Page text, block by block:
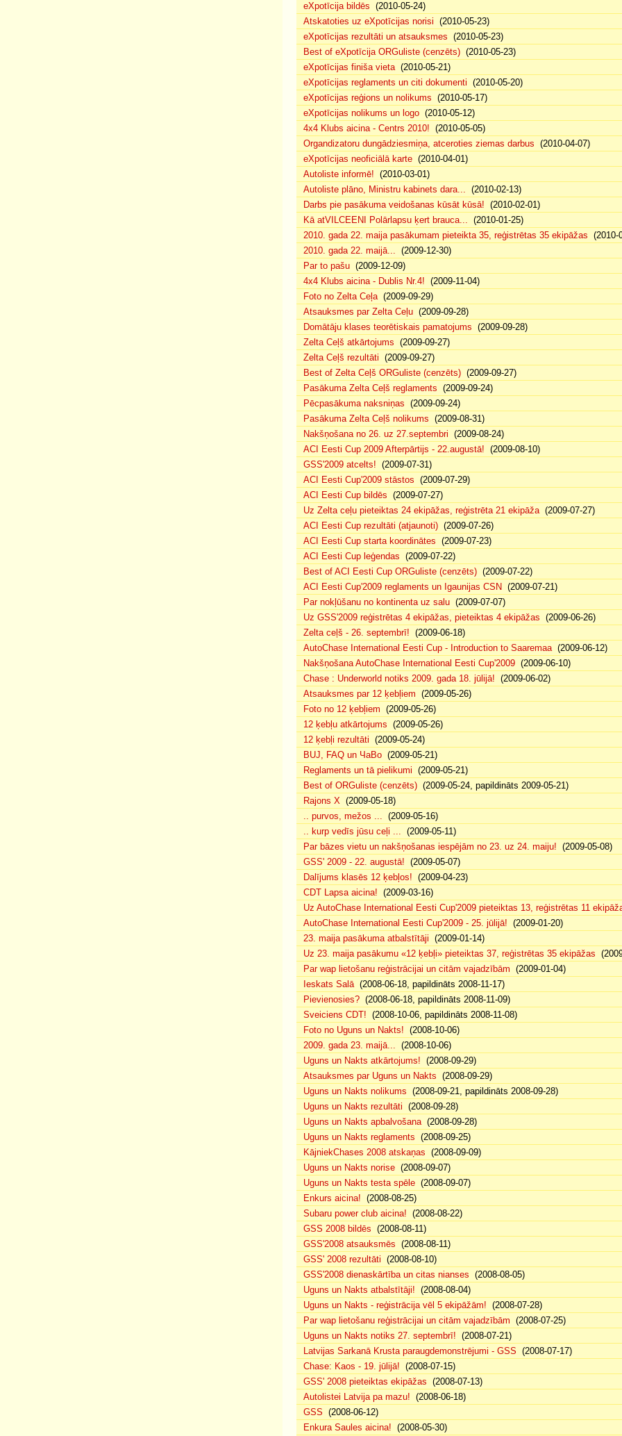
eXpotīcija bildēs (2010-05-24)
Atskatoties uz eXpotīcijas norisi (2010-05-23)
eXpotīcijas rezultāti un atsauksmes (2010-05-23)
Best of eXpotīcija ORGuliste (cenzēts) (2010-05-23)
eXpotīcijas finiša vieta(2010-05-21)
eXpotīcijas reglaments un citi dokumenti (2010-05-20)
eXpotīcijas reģions un nolikums (2010-05-17)
eXpotīcijas nolikums un logo (2010-05-12)
4x4 Klubs aicina - Centrs 2010! (2010-05-05)
Organdizatoru dungādziesmiņa, atceroties ziemas darbus (2010-04-07)
eXpotīcijas neoficiālā karte (2010-04-01)
Autoliste informē! (2010-03-01)
Autoliste plāno, Ministru kabinets dara... (2010-02-13)
Darbs pie pasākuma veidošanas kūsāt kūsā! (2010-02-01)
Kā atVILCEENI Polārlapsu ķert brauca... (2010-01-25)
2010. gada 22. maija pasākumam pieteikta 35, reģistrētas 35 ekipāžas (2010-
2010. gada 22. maijā... (2009-12-30)
Par to pašu (2009-12-09)
4x4 Klubs aicina - Dublis Nr.4! (2009-11-04)
Foto no Zelta Ceļa(2009-09-29)
Atsauksmes par Zelta Ceļu (2009-09-28)
Domātāju klases teorētiskais pamatojums (2009-09-28)
Zelta Ceļš atkārtojums (2009-09-27)
Zelta Ceļš rezultāti (2009-09-27)
Best of Zelta Ceļš ORGuliste (cenzēts) (2009-09-27)
Pasākuma Zelta Ceļš reglaments (2009-09-24)
Pēcpasākuma naksniņas (2009-09-24)
Pasākuma Zelta Ceļš nolikums (2009-08-31)
Nakšņošana no 26. uz 27.septembri (2009-08-24)
ACI Eesti Cup 2009 Afterpārtijs - 22.augustā! (2009-08-10)
GSS'2009 atcelts! (2009-07-31)
ACI Eesti Cup'2009 stāstos (2009-07-29)
ACI Eesti Cup bildēs (2009-07-27)
Uz Zelta ceļu pieteiktas 24 ekipāžas, reģistrēta 21 ekipāža(2009-07-27)
ACI Eesti Cup rezultāti (atjaunoti) (2009-07-26)
ACI Eesti Cup starta koordinātes (2009-07-23)
ACI Eesti Cup leģendas (2009-07-22)
Best of ACI Eesti Cup ORGuliste (cenzēts) (2009-07-22)
ACI Eesti Cup'2009 reglaments un Igaunijas CSN (2009-07-21)
Par nokļūšanu no kontinenta uz salu (2009-07-07)
Uz GSS'2009 reģistrētas 4 ekipāžas, pieteiktas 4 ekipāžas (2009-06-26)
Zelta ceļš - 26. septembrī! (2009-06-18)
AutoChase International Eesti Cup - Introduction to Saaremaa(2009-06-12)
Nakšņošana AutoChase International Eesti Cup'2009 (2009-06-10)
Chase : Underworld notiks 2009. gada 18. jūlijā! (2009-06-02)
Atsauksmes par 12 ķebļiem (2009-05-26)
Foto no 12 ķebļiem (2009-05-26)
12 ķebļu atkārtojums (2009-05-26)
12 ķebļi rezultāti (2009-05-24)
BUJ, FAQ un ЧаВо (2009-05-21)
Reglaments un tā pielikumi (2009-05-21)
Best of ORGuliste (cenzēts) (2009-05-24, papildināts 2009-05-21)
Rajons X (2009-05-18)
.. purvos, mežos ... (2009-05-16)
.. kurp vedīs jūsu ceļi ... (2009-05-11)
Par bāzes vietu un nakšņošanas iespējām no 23. uz 24. maiju! (2009-05-08)
GSS' 2009 - 22. augustā! (2009-05-07)
Dalījums klasēs 12 ķebļos! (2009-04-23)
CDT Lapsa aicina! (2009-03-16)
Uz AutoChase International Eesti Cup'2009 pieteiktas 13, reģistrētas 11
AutoChase International Eesti Cup'2009 - 25. jūlijā! (2009-01-20)
23. maija pasākuma atbalstītāji (2009-01-14)
Uz 23. maija pasākumu «12 ķebļi» pieteiktas 37, reģistrētas 35 ekipāžas
Par wap lietošanu reģistrācijai un citām vajadzībām (2009-01-04)
Ieskats Salā(2008-06-18, papildināts 2008-11-17)
Pievienosies? (2008-06-18, papildināts 2008-11-09)
Sveiciens CDT! (2008-10-06, papildināts 2008-11-08)
Foto no Uguns un Nakts! (2008-10-06)
2009. gada 23. maijā... (2008-10-06)
Uguns un Nakts atkārtojums! (2008-09-29)
Atsauksmes par Uguns un Nakts (2008-09-29)
Uguns un Nakts nolikums (2008-09-21, papildināts 2008-09-28)
Uguns un Nakts rezultāti (2008-09-28)
Uguns un Nakts apbalvošana(2008-09-28)
Uguns un Nakts reglaments (2008-09-25)
KājniekChases 2008 atskaņas (2008-09-09)
Uguns un Nakts norise (2008-09-07)
Uguns un Nakts testa spēle (2008-09-07)
Enkurs aicina! (2008-08-25)
Subaru power club aicina! (2008-08-22)
GSS 2008 bildēs (2008-08-11)
GSS'2008 atsauksmēs (2008-08-11)
GSS' 2008 rezultāti (2008-08-10)
GSS'2008 dienaskārtība un citas nianses (2008-08-05)
Uguns un Nakts atbalstītāji! (2008-08-04)
Uguns un Nakts - reģistrācija vēl 5 ekipāžām! (2008-07-28)
Par wap lietošanu reģistrācijai un citām vajadzībām (2008-07-25)
Uguns un Nakts notiks 27. septembrī! (2008-07-21)
Latvijas Sarkanā Krusta paraugdemonstrējumi - GSS (2008-07-17)
Chase: Kaos - 19. jūlijā! (2008-07-15)
GSS' 2008 pieteiktas ekipāžas (2008-07-13)
Autolistei Latvija pa mazu! (2008-06-18)
GSS (2008-06-12)
Enkura Saules aicina! (2008-05-30)